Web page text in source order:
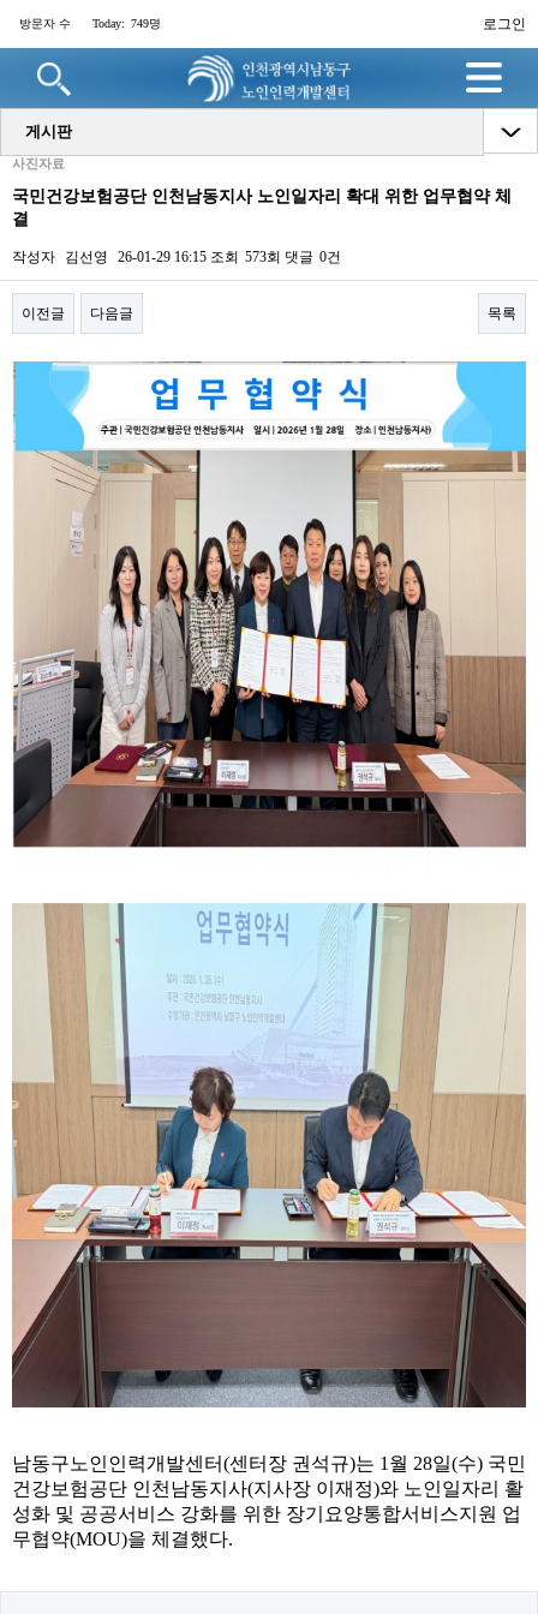
로그인
방문자 수 Today: 749명
게시판
사진자료
국민건강보험공단 인천남동지사 노인일자리 확대 위한 업무협약 체
결
작성자 김선영 26-01-29 16:15 조회 573회 댓글 0건
이전글 다음글 목록
본문
남동구노인인력개발센터(센터장 권석규)는 1 월 28일(수) 국민
건강보험공단 인천남동지사(지사장 이재정)와 노인일자리 활
성화 및 공공서비스 강화를 위한 장기요양통합서비스지원 업
무협약(MOU)을 체결했다.